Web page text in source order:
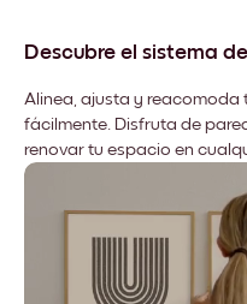
Descubre el sistema
Alinea, ajusta y reacomoda
fácilmente. Disfruta de
renovar tu espacio en